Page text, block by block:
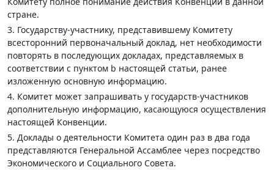
стране.
3. Государству-участнику, представившему Комитету
всесторонний первоначальный доклад, нет необходимости
повторять в последующих докладах, представляемых в
соответствии с пунктом b настоящей статьи, ранее
изложенную основную информацию.
4. Комитет может запрашивать у государств-участников
дополнительную информацию, касающуюся осуществления
настоящей Конвенции.
5. Доклады о деятельности Комитета один раз в два года
представляются Генеральной Ассамблее через посредство
Экономического и Социального Совета.